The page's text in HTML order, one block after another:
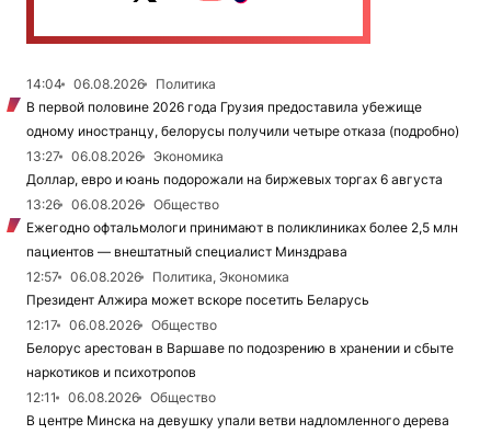
14:04 06.08.2026
Политика
В первой половине 2026 года Грузия предоставила убежище
одному иностранцу, белорусы получили четыре отказа (подробно)
13:27
06.08.2026
Экономика
Доллар, евро и юань подорожали на биржевых торгах 6 августа
13:26
06.08.2026
Общество
Ежегодно офтальмологи принимают в поликлиниках более 2,5 млн
пациентов — внештатный специалист Минздрава
12:57
06.08.2026
Политика, Экономика
Президент Алжира может вскоре посетить Беларусь
12:17
06.08.2026
Общество
Белорус арестован в Варшаве по подозрению в хранении и сбыте
наркотиков и психотропов
12:11
06.08.2026
Общество
В центре Минска на девушку упали ветви надломленного дерева